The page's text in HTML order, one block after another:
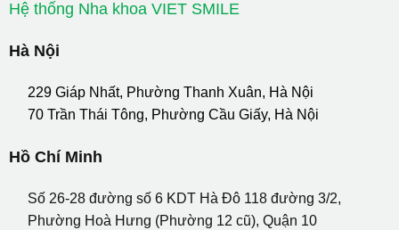
Hệ thống Nha khoa VIET SMILE
Hà Nội
229 Giáp Nhất, Phường Thanh Xuân, Hà Nội
70 Trần Thái Tông, Phường Cầu Giấy, Hà Nội
Hồ Chí Minh
Số 26-28 đường số 6 KDT Hà Đô 118 đường 3/2,
Phường Hoà Hưng (Phường 12 cũ), Quận 10